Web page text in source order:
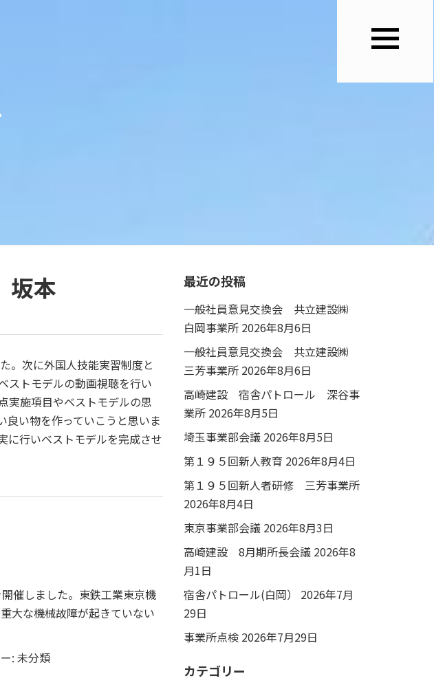
本
。次に外国人技能実習制度と
ストモデルの動画視聴を行い
実施項目やベストモデルの思
良い物を作っていこうと思いま
に行いベストモデルを完成させ
催しました。東鉄工業東京機
大な機械故障が起きていない
: 未分類
最近の投稿
一般社員意見交換会 共立建設㈱
白岡事業所 2026年8月6日
一般社員意見交換会 共立建設㈱
三芳事業所 2026年8月6日
高崎建設 宿舎パトロール 深谷事
業所 2026年8月5日
埼玉事業部会議 2026年8月5日
第１９５回新人教育 2026年8月4日
第１９５回新人者研修 三芳事業所
2026年8月4日
東京事業部会議 2026年8月3日
高崎建設 8月期所長会議 2026年8
月1日
宿舎パトロール(白岡）
2026年7月
29日
事業所点検 2026年7月29日
カテゴリー